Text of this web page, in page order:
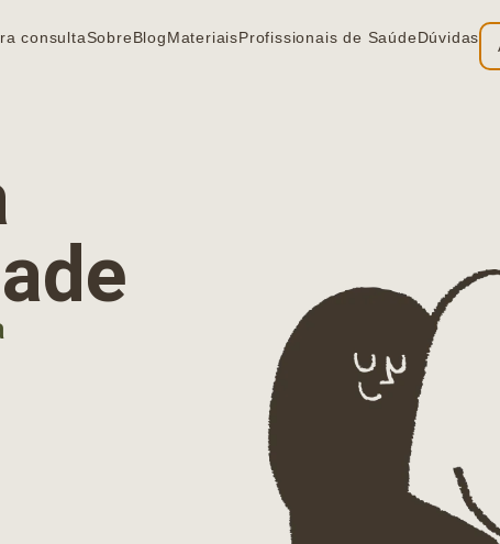
consultaSobreBlogMateriaisProfissionais de SaúdeDúvidas